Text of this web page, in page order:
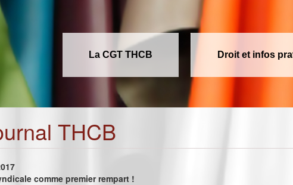
La CGT THCB Droit et infos
THCB
comme premier rempart !